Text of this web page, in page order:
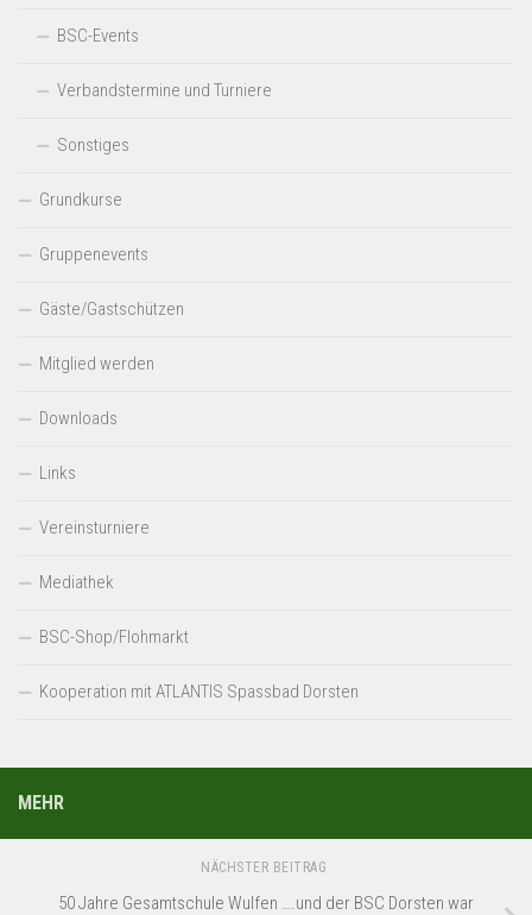
BSC-Events
Verbandstermine und Turniere
Sonstiges
Grundkurse
Gruppenevents
Gäste/Gastschützen
Mitglied werden
Downloads
Links
Vereinsturniere
Mediathek
BSC-Shop/Flohmarkt
Kooperation mit ATLANTIS Spassbad Dorsten
MEHR
NÄCHSTER BEITRAG
50 Jahre Gesamtschule Wulfen ….und der BSC Dorsten war